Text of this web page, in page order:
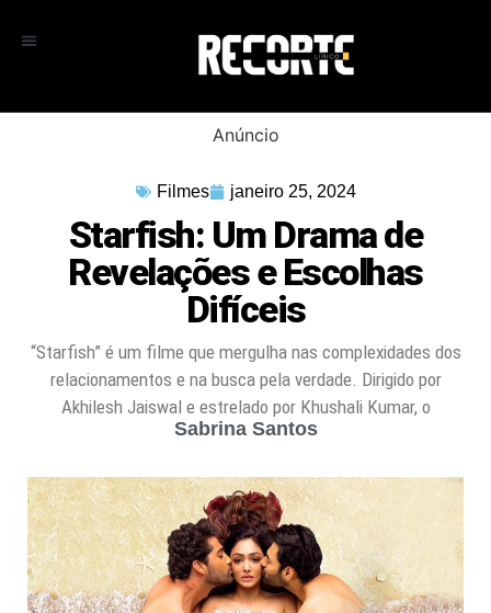
Anúncio
Filmes janeiro 25, 2024
Starfish: Um Drama de
Revelações e Escolhas
Difíceis
“Starfish” é um filme que mergulha nas complexidades dos
relacionamentos e na busca pela verdade. Dirigido por
Akhilesh Jaiswal e estrelado por Khushali Kumar, o
Sabrina Santos